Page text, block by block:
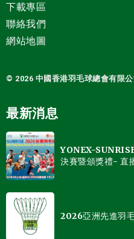
下載專區
聯絡我們
網站地圖
© 2026 中國 香港羽毛球總會有限公
最新消息
YONEX-
決賽暨頒獎禮- 直
2026亞洲先進羽